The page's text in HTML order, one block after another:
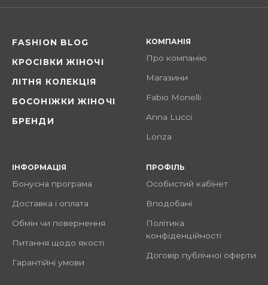
FASHION BLOG
КРОСІВКИ ЖІНОЧІ
ЛІТНЯ КОЛЕКЦІЯ
БОСОНІЖКИ ЖІНОЧІ
БРЕНДИ
КОМПАНІЯ
Про компанію
Магазини
Fabio Monelli
Anna Lucci
Lonza
ІНФОРМАЦІЯ
Бонусна програма
Доставка і оплата
Обмін чи повернення
Питання щодо якості
Гарантійні умови
ПРОФІЛЬ
Особистий кабінет
Вподобані
Політика
конфіденційності
Договір публічної оферти